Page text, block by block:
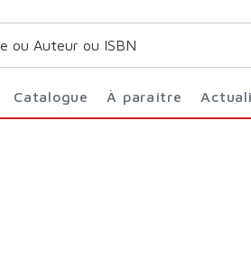
Catalogue À paraître